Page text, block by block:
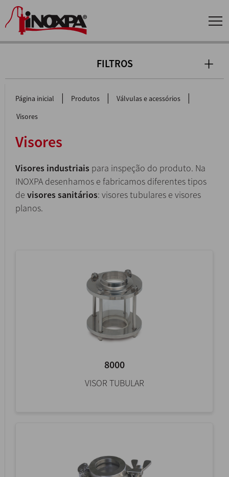
FILTROS
Página inicial | Produtos | Válvulas e acessórios |
Visores
Visores
Visores industriais para inspeção do produto. Na
INOXPA desenhamos e fabricamos diferentes tipos
de visores sanitários: visores tubulares e visores
planos.
8000
VISOR TUBULAR